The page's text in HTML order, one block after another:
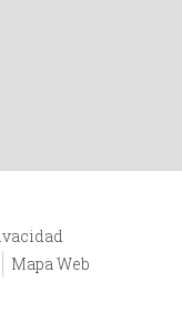
Mapa Web